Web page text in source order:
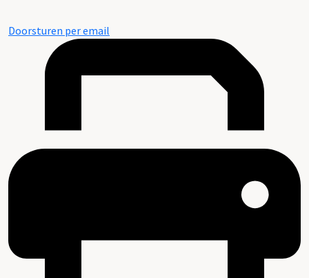
Doorsturen per email